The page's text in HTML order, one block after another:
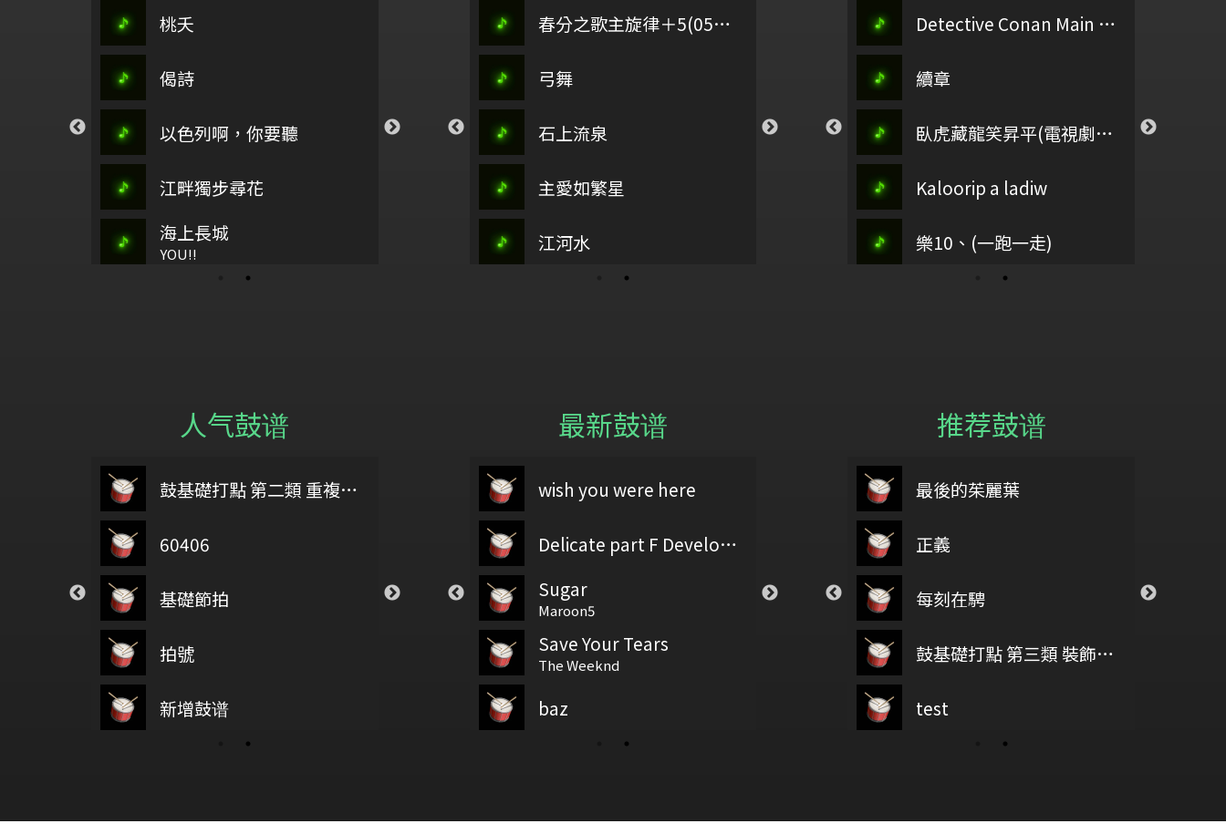
桃夭
偈詩
以色列啊，你要聽
江畔獨步尋花
海上長城
YOU!!
定風波
來彩畫
春之頌
回家坐月時
武陵春
這裡有榮耀
以色列啊，你要聽
你愛我如至寶_孟慶而
孟慶而
古37
春分之歌主旋律＋5(0504)
弓舞
石上流泉
主愛如繁星
江河水
祢懂我的傷
你愛我如至寶_孟慶而
歡樂歌
石上流泉
Detective Conan Main Theme 田橋仔問西施
謝宜君、陳隨意 Detective Conan Main Theme
續章
臥虎藏龍笑昇平(電視劇《女巡按》 配樂)
Kaloorip a ladiw
樂10、(一跑一走)
人气鼓谱
鼓基礎打點 第二類 重複打點 : DIDDLE RUDIMENTS
60406
基礎節拍
拍號
新增鼓谱
60403黃億展
test
新增鼓譜
鼓基礎打點 第二類 重複打點 : DIDDLE RUDIMENTS
60406
基礎節拍
最新鼓谱
were here
Delicate part F Development 2
6/18 wish you were here
Delicate part F Development 2
Sugar
Maroon5
Save Your Tears
The Weeknd
baz
給自己機會
Closer
The Chainsmokers
Novelbright
wish you were here
Sugar
推荐鼓谱
最後的茱麗葉
每刻在騁
鼓基礎打點 第三類 裝飾音打點 : FLAM RUDIMENTS
魚
We Built This City
Rolling in the deep
God Is Able
最後的茱麗葉
正義
每刻在騁
鼓基礎打點 第三類 裝飾音打點 : FLAM RUDIMENTS
test